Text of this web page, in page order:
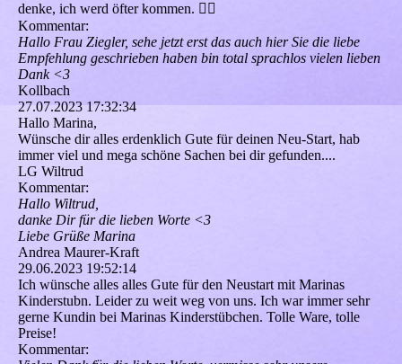
denke, ich werd öfter kommen. 👍🏻
Kommentar:
Hallo Frau Ziegler, sehe jetzt erst das auch hier Sie die liebe
Empfehlung geschrieben haben bin total sprachlos vielen lieben
Dank <3
Kollbach
27.07.2023 17:32:34
Hallo Marina,
Wünsche dir alles erdenklich Gute für deinen Neu-Start, hab
immer viel und mega schöne Sachen bei dir gefunden....
LG Wiltrud
Kommentar:
Hallo Wiltrud,
danke Dir für die lieben Worte <3
Liebe Grüße Marina
Andrea Maurer-Kraft
29.06.2023 19:52:14
Ich wünsche alles alles Gute für den Neustart mit Marinas
Kinderstubn. Leider zu weit weg von uns. Ich war immer sehr
gerne Kundin bei Marinas Kinderstübchen. Tolle Ware, tolle
Preise!
Kommentar: